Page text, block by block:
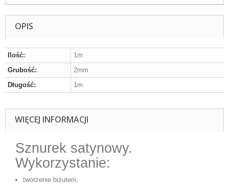
OPIS
Ilość:
1m
Grubość:
2mm
Długość:
1m
WIĘCEJ INFORMACJI
Sznurek satynowy.
Wykorzystanie:
tworzenie biżuterii,